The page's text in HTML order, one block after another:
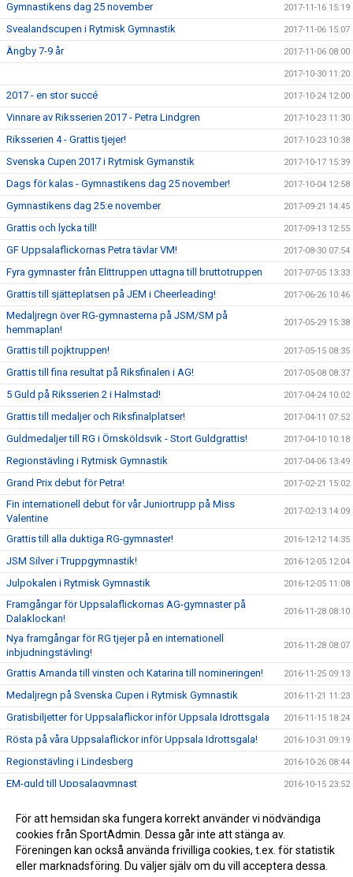
Gymnastikens dag 25 november 2017-11-16 15:19
Svealandscupen i Rytmisk Gymnastik 2017-11-06 15:07
Ängby 7-9 år 2017-11-06 08:00
2017-10-30 11:20
2017 - en stor succé 2017-10-24 12:00
Vinnare av Riksserien 2017 - Petra Lindgren 2017-10-23 11:30
Riksserien 4 - Grattis tjejer! 2017-10-23 10:38
Svenska Cupen 2017 i Rytmisk Gymanstik 2017-10-17 15:39
Dags för kalas - Gymnastikens dag 25 november! 2017-10-04 12:58
Gymnastikens dag 25:e november 2017-09-21 14:45
Grattis och lycka till! 2017-09-13 12:55
GF Uppsalaflickornas Petra tävlar VM! 2017-08-30 07:54
Fyra gymnaster från Elittruppen uttagna till bruttotruppen 2017-07-05 13:33
Grattis till sjätteplatsen på JEM i Cheerleading! 2017-06-26 10:46
Medaljregn över RG-gymnasterna på JSM/SM på
hemmaplan!
2017-05-29 15:38
Grattis till pojktruppen! 2017-05-15 08:35
Grattis till fina resultat på Riksfinalen i AG! 2017-05-08 08:37
5 Guld på Riksserien 2 i Halmstad! 2017-04-24 10:02
Grattis till medaljer och Riksfinalplatser! 2017-04-11 07:52
Guldmedaljer till RG i Örnsköldsvik - Stort Guldgrattis! 2017-04-10 10:18
Regionstävling i Rytmisk Gymnastik 2017-04-06 13:49
Grand Prix debut för Petra! 2017-02-21 15:02
Fin internationell debut för vår Juniortrupp på Miss
Valentine
2017-02-13 14:09
Grattis till alla duktiga RG-gymnaster! 2016-12-12 14:35
JSM Silver i Truppgymnastik! 2016-12-05 12:04
Julpokalen i Rytmisk Gymnastik 2016-12-05 11:08
Framgångar för Uppsalaflickornas AG-gymnaster på
Dalaklockan!
2016-11-28 08:10
Nya framgångar för RG tjejer på en internationell
inbjudningstävling!
2016-11-28 08:07
Grattis Amanda till vinsten och Katarina till nomineringen! 2016-11-25 09:13
Medaljregn på Svenska Cupen i Rytmisk Gymnastik 2016-11-21 11:23
Gratisbiljetter för Uppsalaflickor inför Uppsala Idrottsgala 2016-11-15 18:24
Rösta på våra Uppsalaflickor inför Uppsala Idrottsgala! 2016-10-31 09:19
Regionstävling i Lindesberg 2016-10-26 08:44
EM-guld till Uppsalagymnast 2016-10-15 23:52
1 guld, 2 silver, 2 brons på helgens Lag SM i Rytmisk
Gymnastik
För att hemsidan ska fungera korrekt använder vi nödvändiga
cookies från SportAdmin. Dessa går inte att stänga av.
Föreningen kan också använda frivilliga cookies, t.ex. för statistik
eller marknadsföring. Du väljer själv om du vill acceptera dessa.